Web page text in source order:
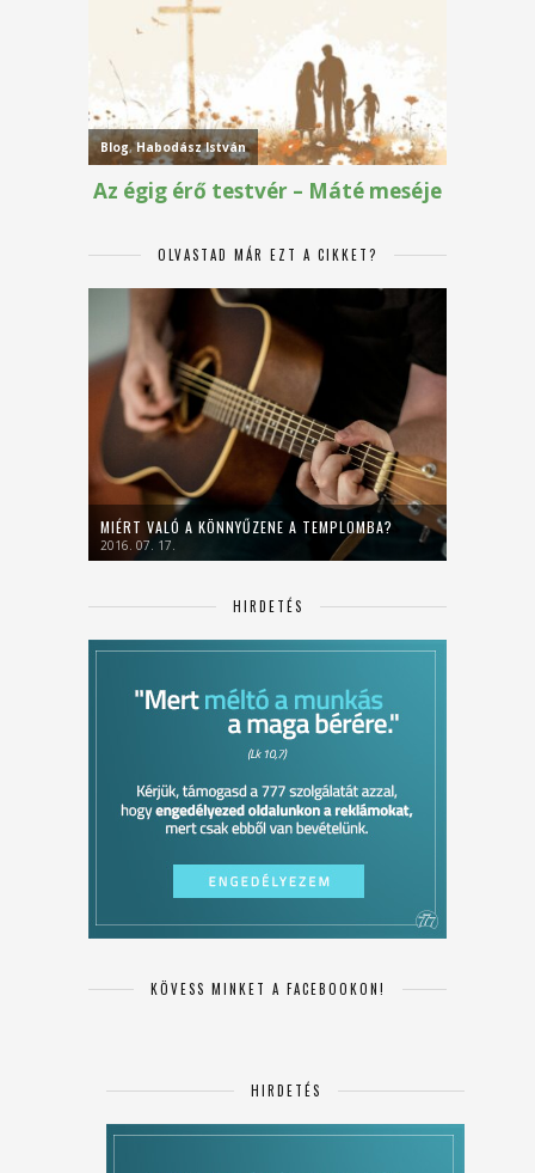
OLVASTAD MÁR EZT A CIKKET?
MIÉRT VALÓ A KÖNNYŰZENE A TEMPLOMBA?
2016. 07. 17.
HIRDETÉS
KÖVESS MINKET A FACEBOOKON!
HIRDETÉS